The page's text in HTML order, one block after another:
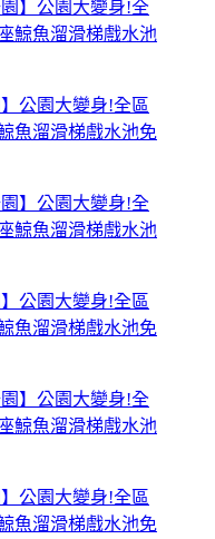
公園大變身!全區
魚溜滑梯戲水池免
公園大變身!全區
魚溜滑梯戲水池免
公園大變身!全區
魚溜滑梯戲水池免